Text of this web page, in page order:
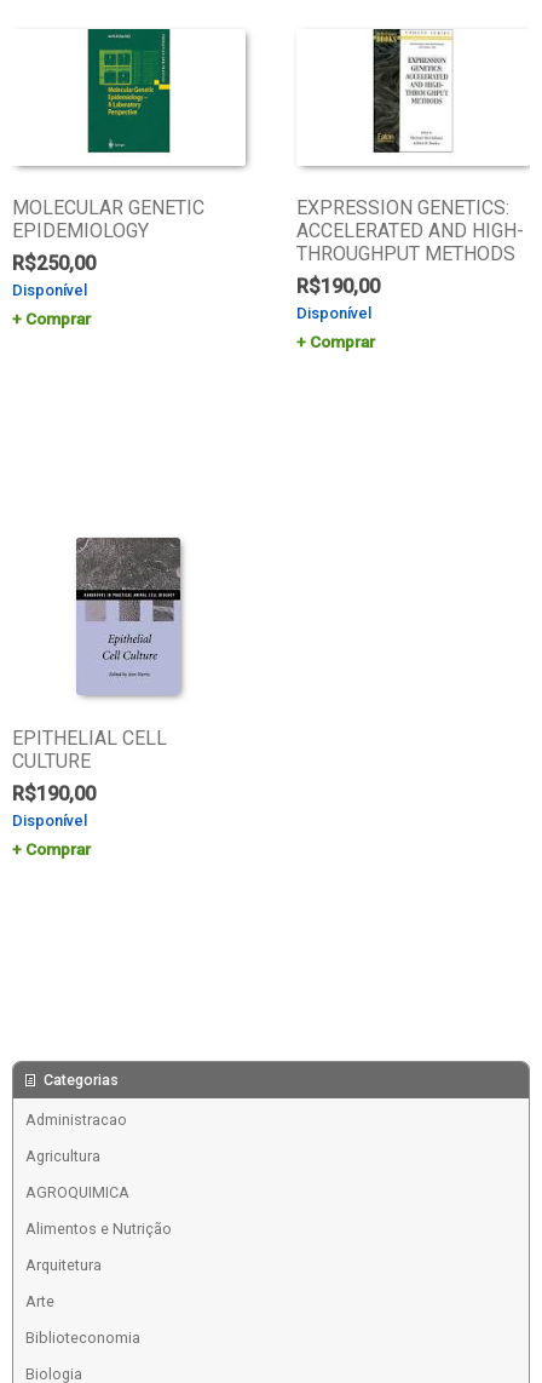
MOLECULAR GENETIC
EPIDEMIOLOGY
R$250,00
Disponível
Comprar
EXPRESSION GENETICS:
ACCELERATED AND HIGH-
THROUGHPUT METHODS
R$190,00
Disponível
Comprar
EPITHELIAL CELL
CULTURE
R$190,00
Disponível
Comprar
Categorias
Administracao
Agricultura
AGROQUIMICA
Alimentos e Nutrição
Arquitetura
Arte
Biblioteconomia
Biologia